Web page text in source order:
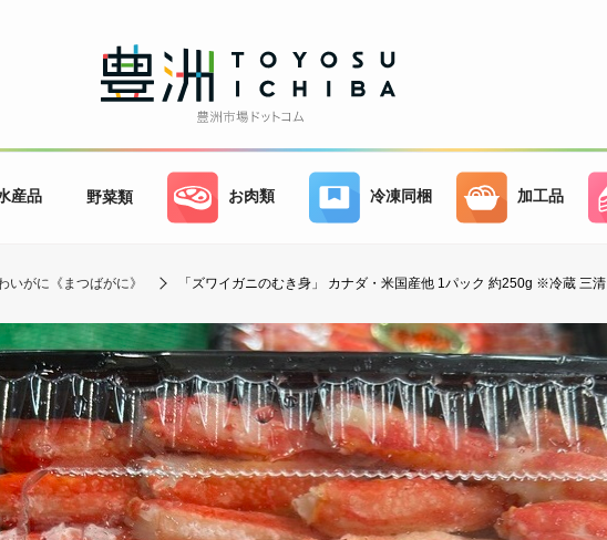
産品 野菜類 お肉類 冷凍同梱 加工品
いがに《まつばがに》 「ズワイガニのむき身」 カナダ・米国産他 1パック 約250g ※冷蔵 三清